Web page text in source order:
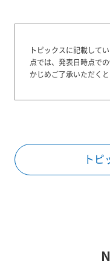
トピックスに記載して
点では、発表日時点で
かじめご了承いただく
トピ